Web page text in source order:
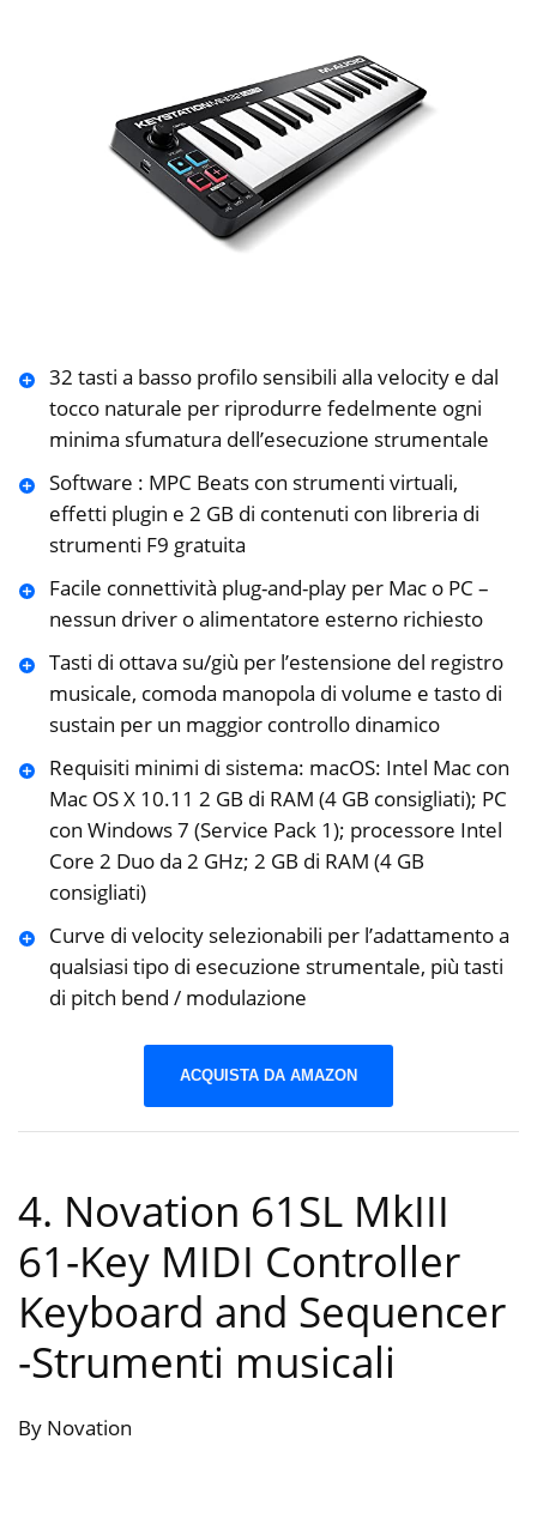
32 tasti a basso profilo sensibili alla velocity e dal
tocco naturale per riprodurre fedelmente ogni
minima sfumatura dell’esecuzione strumentale
Software : MPC Beats con strumenti virtuali,
effetti plugin e 2 GB di contenuti con libreria di
strumenti F9 gratuita
Facile connettività plug-and-play per Mac o PC –
nessun driver o alimentatore esterno richiesto
Tasti di ottava su/giù per l’estensione del registro
musicale, comoda manopola di volume e tasto di
sustain per un maggior controllo dinamico
Requisiti minimi di sistema: macOS: Intel Mac con
Mac OS X 10.11 2 GB di RAM (4 GB consigliati); PC
con Windows 7 (Service Pack 1); processore Intel
Core 2 Duo da 2 GHz; 2 GB di RAM (4 GB
consigliati)
Curve di velocity selezionabili per l’adattamento a
qualsiasi tipo di esecuzione strumentale, più tasti
di pitch bend / modulazione
ACQUISTA DA AMAZON
4. Novation 61SL MkIII
61-Key MIDI Controller
Keyboard and Sequencer
-Strumenti musicali
By Novation